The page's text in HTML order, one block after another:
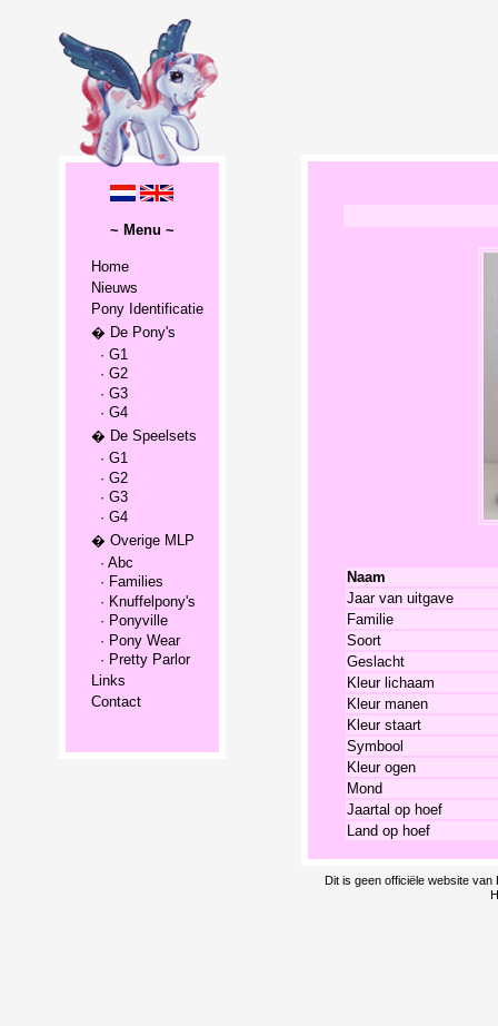
~ Menu ~
Home
Nieuws
Pony Identificatie
� De Pony's
· G1
· G2
· G3
· G4
� De Speelsets
· G1
· G2
· G3
· G4
� Overige MLP
· Abc
· Families
· Knuffelpony's
· Ponyville
· Pony Wear
· Pretty Parlor
Links
Contact
Naam
Jaar van uitgave
Familie
Soort
Geslacht
Kleur lichaam
Kleur manen
Kleur staart
Symbool
Kleur ogen
Mond
Jaartal op hoef
Land op hoef
Dit is geen officiële website